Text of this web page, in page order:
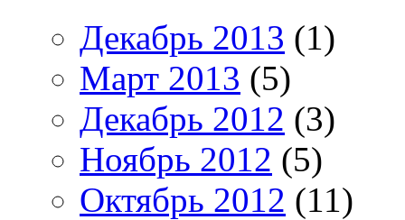
Декабрь 2013 (1)
Март 2013 (5)
Декабрь 2012 (3)
Ноябрь 2012 (5)
Октябрь 2012 (11)